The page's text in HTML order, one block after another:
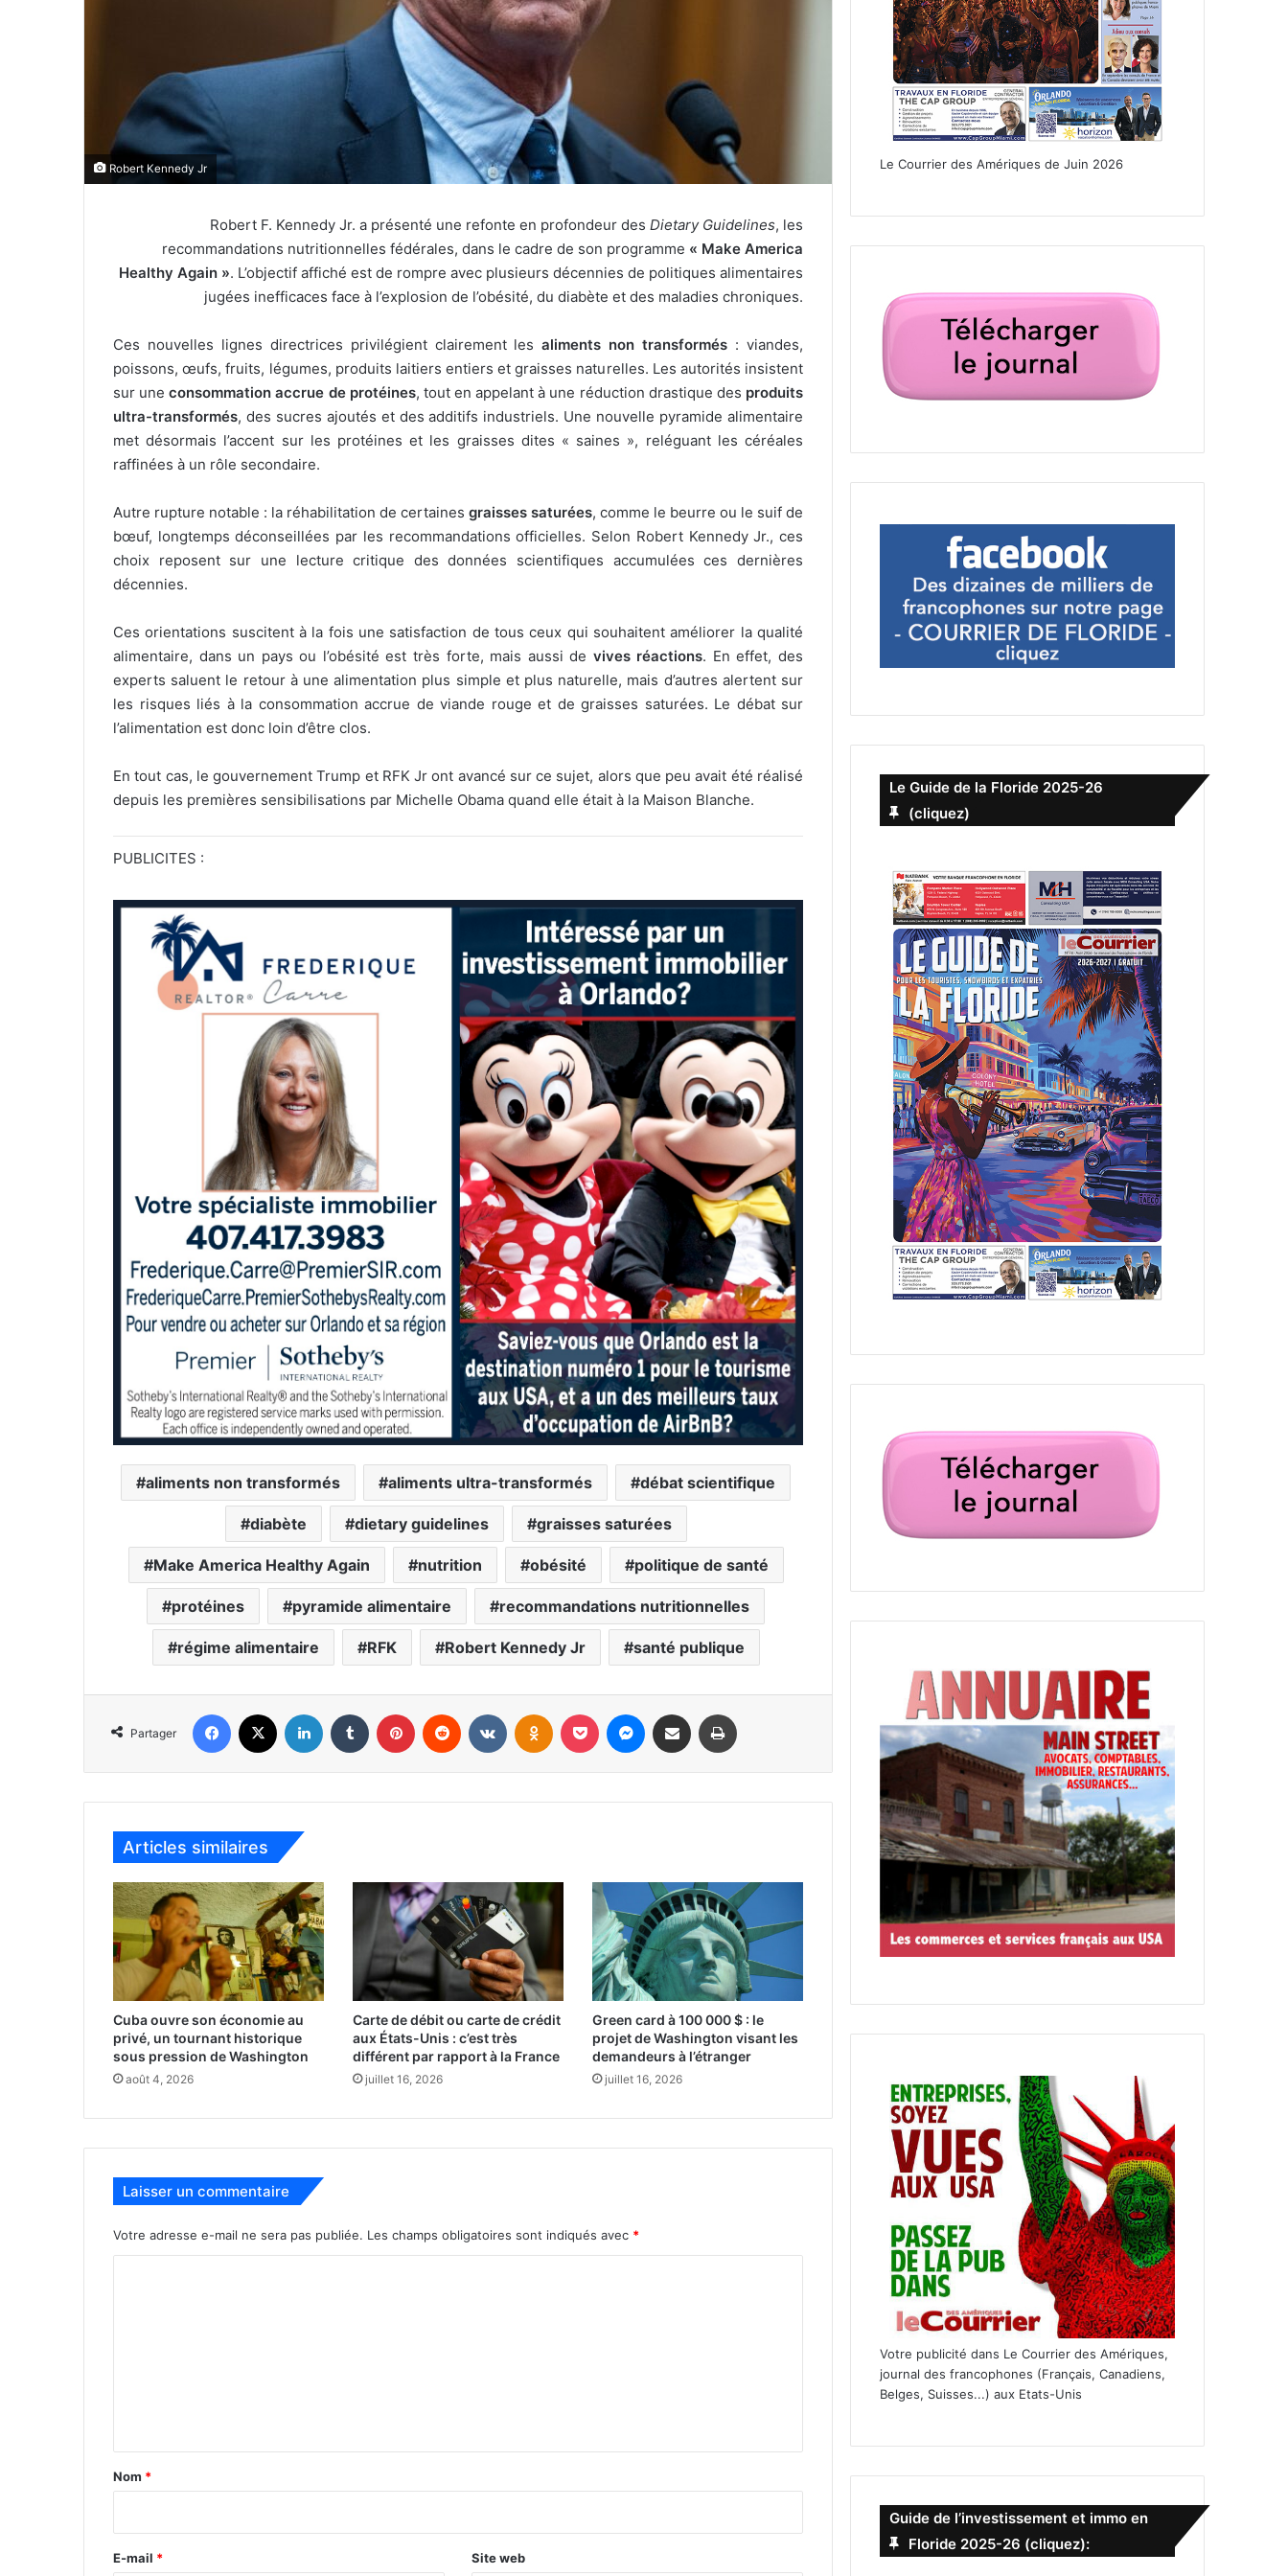
Robert Kennedy Jr
Robert F. Kennedy Jr. a présenté une refonte en profondeur des Dietary Guidelines, les
recommandations nutritionnelles fédérales, dans le cadre de son programme « Make America
Healthy Again ». L’objectif affiché est de rompre avec plusieurs décennies de politiques alimentaires
jugées inefficaces face à l’explosion de l’obésité, du diabète et des maladies chroniques.
Ces nouvelles lignes directrices privilégient clairement lesaliments non transformés : viandes,
poissons, œufs, fruits, légumes, produits laitiers entiers et graisses naturelles. Les autorités insistent
sur uneconsommation accrue de protéines, tout en appelant à une réduction drastique des produits
ultra-transformés, des sucres ajoutés et des additifs industriels. Une nouvelle pyramide alimentaire
met désormais l’accent sur les protéines et les graisses dites « saines », reléguant les céréales
raffinées à un rôle secondaire.
Autre rupture notable : la réhabilitation de certaines graisses saturées, comme le beurre ou le suif de
bœuf, longtemps déconseillées par les recommandations officielles. Selon Robert Kennedy Jr., ces
choix reposent sur une lecture critique des données scientifiques accumulées ces dernières
décennies.
Ces orientations suscitent à la fois une satisfaction de tous ceux qui souhaitent améliorer la qualité
alimentaire, dans un pays ou l’obésité est très forte, mais aussi de vives réactions. En effet, des
experts saluent le retour à une alimentation plus simple et plus naturelle, mais d’autres alertent sur
les risques liés à la consommation accrue de viande rouge et de graisses saturées. Le débat sur
l’alimentation est donc loin d’être clos.
En tout cas, le gouvernement Trump et RFK Jr ont avancé sur ce sujet, alors que peu avait été réalisé
depuis les premières sensibilisations par Michelle Obama quand elle était à la Maison Blanche.
PUBLICITES :
aliments non transformés aliments ultra-transformés débat scientifique
diabète dietary guidelines graisses saturées
Make America Healthy Again nutrition obésité politique de santé
protéines pyramide alimentaire recommandations nutritionnelles
régime alimentaire RFK Robert Kennedy Jr santé publique
Partager
Articles similaires
Cuba ouvre son économie au
privé, un tournant historique
sous pression de Washington
août 4, 2026
Carte de débit ou carte de crédit
aux États-Unis : c’est très
différent par rapport à la France
juillet 16, 2026
Green card à 100 000 $ : le
projet de Washington visant les
demandeurs à l’étranger
juillet 16, 2026
Laisser un commentaire
Votre adresse e-mail ne sera pas publiée. Les champs obligatoires sont indiqués avec *
a
e
Nom *
E-mail * Site web
Le Courrier des Amériques de Juin 2026
Le Guide de la Floride 2025-26
(cliquez)
Votre publicité dans Le Courrier des Amériques,
journal des francophones (Français, Canadiens,
Belges, Suisses...) aux Etats-Unis
Guide de l’investissement et immo en
Floride 2025-26 (cliquez):